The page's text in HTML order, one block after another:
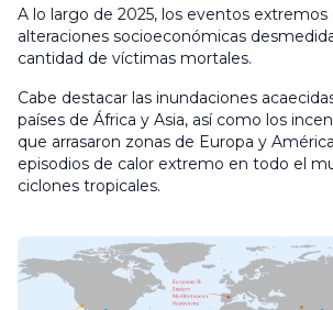
A lo largo de 2025, los eventos extremos
alteraciones socioeconómicas
cantidad de víctimas mortales.
Cabe destacar las inundaciones
países de África y Asia, así como los
que arrasaron zonas de Europa y
episodios de calor extremo en todo el
ciclones tropicales.